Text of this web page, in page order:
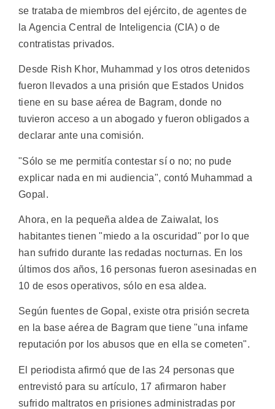
se trataba de miembros del ejército, de agentes de
la Agencia Central de Inteligencia (CIA) o de
contratistas privados.
Desde Rish Khor, Muhammad y los otros detenidos
fueron llevados a una prisión que Estados Unidos
tiene en su base aérea de Bagram, donde no
tuvieron acceso a un abogado y fueron obligados a
declarar ante una comisión.
"Sólo se me permitía contestar sí o no; no pude
explicar nada en mi audiencia", contó Muhammad a
Gopal.
Ahora, en la pequeña aldea de Zaiwalat, los
habitantes tienen "miedo a la oscuridad" por lo que
han sufrido durante las redadas nocturnas. En los
últimos dos años, 16 personas fueron asesinadas en
10 de esos operativos, sólo en esa aldea.
Según fuentes de Gopal, existe otra prisión secreta
en la base aérea de Bagram que tiene "una infame
reputación por los abusos que en ella se cometen".
El periodista afirmó que de las 24 personas que
entrevistó para su artículo, 17 afirmaron haber
sufrido maltratos en prisiones administradas por